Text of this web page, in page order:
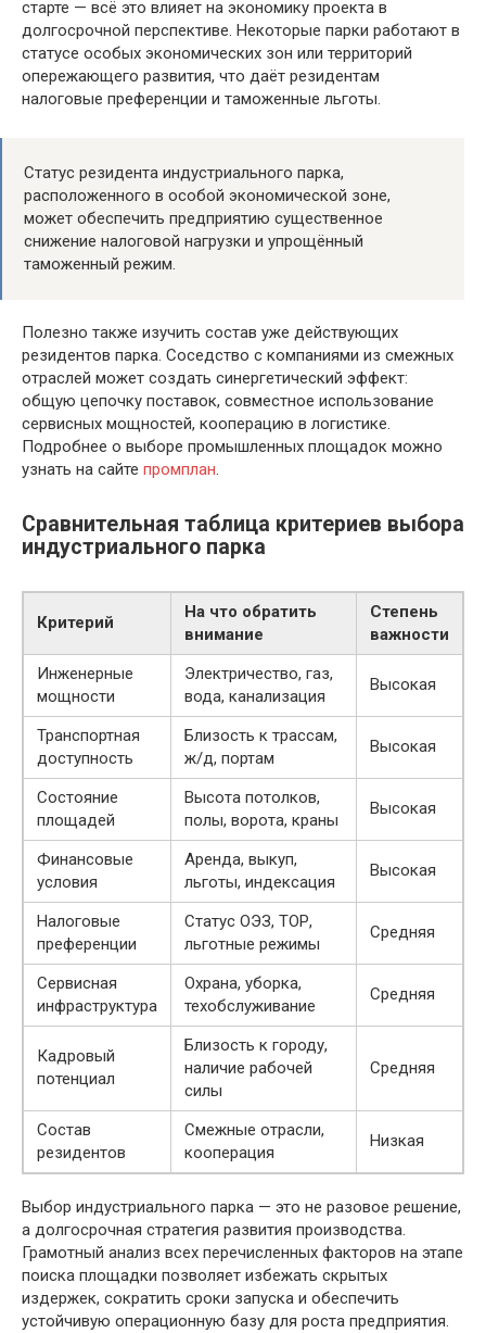
старте — всё это влияет на экономику проекта в
долгосрочной перспективе. Некоторые парки работают в
статусе особых экономических зон или территорий
опережающего развития, что даёт резидентам
налоговые преференции и таможенные льготы.
Статус резидента индустриального парка,
расположенного в особой экономической зоне,
может обеспечить предприятию существенное
снижение налоговой нагрузки и упрощённый
таможенный режим.
Полезно также изучить состав уже действующих
резидентов парка. Соседство с компаниями из смежных
отраслей может создать синергетический эффект:
общую цепочку поставок, совместное использование
сервисных мощностей, кооперацию в логистике.
Подробнее о выборе промышленных площадок можно
узнать на сайте промплан.
Сравнительная таблица критериев выбора
индустриального парка
Критерий
На что обратить
внимание
Степень
важности
Инженерные
мощности
Электричество, газ,
вода, канализация
Высокая
Транспортная
доступность
Близость к трассам,
ж/д, портам
Высокая
Состояние
площадей
Высота потолков,
полы, ворота, краны
Высокая
Финансовые
условия
Аренда, выкуп,
льготы, индексация
Высокая
Налоговые
преференции
Статус ОЭЗ, ТОР,
льготные режимы
Средняя
Сервисная
инфраструктура
Охрана, уборка,
техобслуживание
Средняя
Кадровый
потенциал
Близость к городу,
наличие рабочей
силы
Средняя
Состав
резидентов
Смежные отрасли,
кооперация
Низкая
Выбор индустриального парка — это не разовое решение,
а долгосрочная стратегия развития производства.
Грамотный анализ всех перечисленных факторов на этапе
поиска площадки позволяет избежать скрытых
издержек, сократить сроки запуска и обеспечить
устойчивую операционную базу для роста предприятия.